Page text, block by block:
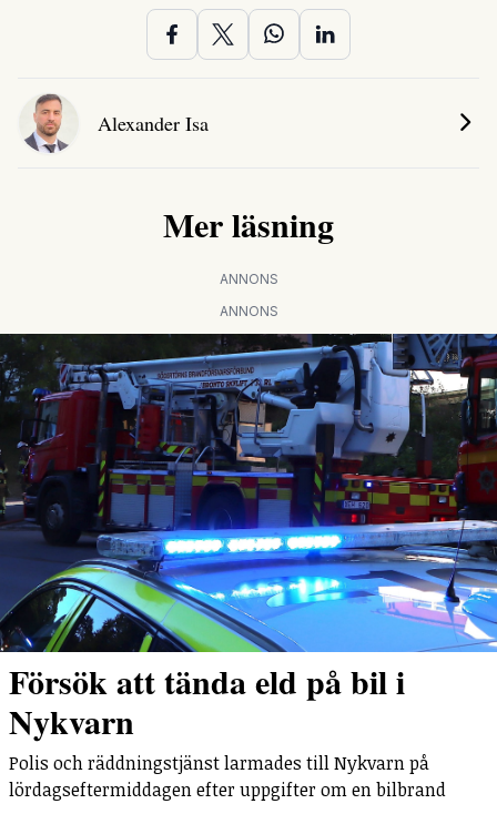
Alexander Isa
Mer läsning
ANNONS
ANNONS
Försök att tända eld på bil i
Nykvarn
Polis och räddningstjänst larmades till Nykvarn på
lördagseftermiddagen efter uppgifter om en bilbrand